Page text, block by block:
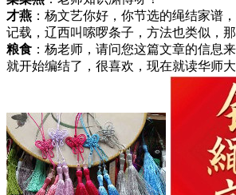
才燕 ：杨文艺你好，你节选的绳结家谱
记载，辽西叫嗦啰条子，方法也类似，
粮食 ：杨老师，请问您这篇文章的信息
就开始编结了，很喜欢，现在就读华师